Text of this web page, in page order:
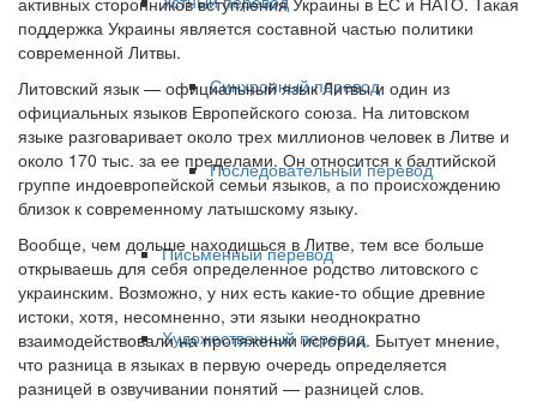
Синхронный перевод
Последовательный перевод
Письменный перевод
Художественный перевод
поддержка Украины является составной частью политики
современной Литвы.
Литовский язык — официальный язык Литвы и один из
официальных языков Европейского союза. На литовском
языке разговаривает около трех миллионов человек в Литве и
около 170 тыс. за ее пределами. Он относится к балтийской
группе индоевропейской семьи языков, а по происхождению
близок к современному латышскому языку.
Вообще, чем дольше находишься в Литве, тем все больше
открываешь для себя определенное родство литовского с
украинским. Возможно, у них есть какие-то общие древние
истоки, хотя, несомненно, эти языки неоднократно
взаимодействовали на протяжении истории. Бытует мнение,
что разница в языках в первую очередь определяется
разницей в озвучивании понятий — разницей слов.